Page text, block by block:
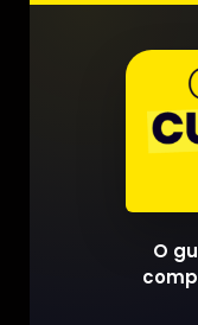
O